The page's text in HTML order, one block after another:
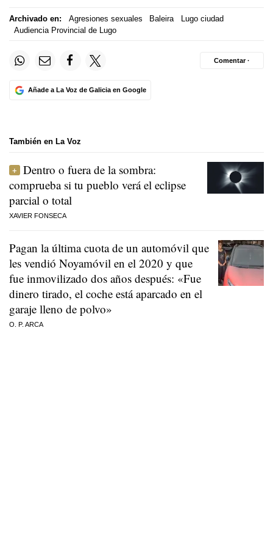
Archivado en: Agresiones sexuales Baleira
Lugo ciudad
Audiencia Provincial de Lugo
Añade a La Voz de Galicia en Google
Comentar ·
También en La Voz
Dentro o fuera de la sombra:
comprueba si tu pueblo verá el eclipse
parcial o total
XAVIER FONSECA
Pagan la última cuota de un automóvil que
les vendió Noyamóvil en el 2020 y que
fue inmovilizado dos años después: «Fue
dinero tirado, el coche está aparcado en el
garaje lleno de polvo»
O. P. ARCA